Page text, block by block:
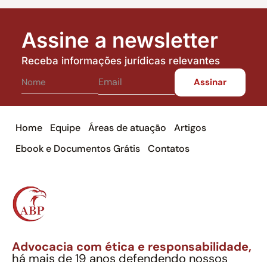
Assine a newsletter
Receba informações jurídicas relevantes
Home Equipe Áreas de atuação
Artigos
Ebook e Documentos Grátis
Contatos
Advocacia com ética e responsabilidade,
há mais de 19 anos defendendo nossos